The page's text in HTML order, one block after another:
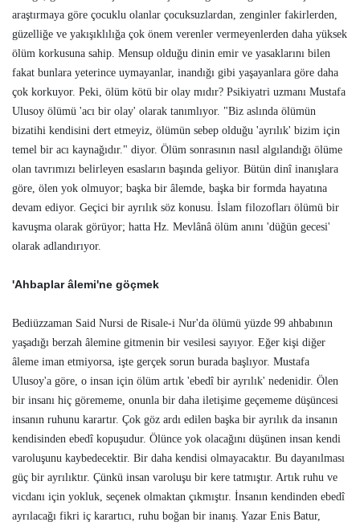
araştırmaya göre çocuklu olanlar çocuksuzlardan, zenginler fakirlerden,
güzelliğe ve yakışıklılığa çok önem verenler vermeyenlerden daha yüksek
ölüm korkusuna sahip. Mensup olduğu dinin emir ve yasaklarını bilen
fakat bunlara yeterince uymayanlar, inandığı gibi yaşayanlara göre daha
çok korkuyor. Peki, ölüm kötü bir olay mıdır? Psikiyatri uzmanı Mustafa
Ulusoy ölümü 'acı bir olay' olarak tanımlıyor. "Biz aslında ölümün
bizatihi kendisini dert etmeyiz, ölümün sebep olduğu 'ayrılık' bizim için
temel bir acı kaynağıdır." diyor. Ölüm sonrasının nasıl algılandığı ölüme
olan tavrımızı belirleyen esasların başında geliyor. Bütün dinî inanışlara
göre, ölen yok olmuyor; başka bir âlemde, başka bir formda hayatına
devam ediyor. Geçici bir ayrılık söz konusu. İslam filozofları ölümü bir
kavuşma olarak görüyor; hatta Hz. Mevlânâ ölüm anını 'düğün gecesi'
olarak adlandırıyor.
'Ahbaplar âlemi'ne göçmek
Bediüzzaman Said Nursi de Risale-i Nur'da ölümü yüzde 99 ahbabının
yaşadığı berzah âlemine gitmenin bir vesilesi sayıyor. Eğer kişi diğer
âleme iman etmiyorsa, işte gerçek sorun burada başlıyor. Mustafa
Ulusoy'a göre, o insan için ölüm artık 'ebedî bir ayrılık' nedenidir. Ölen
bir insanı hiç görememe, onunla bir daha iletişime geçememe düşüncesi
insanın ruhunu karartır. Çok göz ardı edilen başka bir ayrılık da insanın
kendisinden ebedî kopuşudur. Ölünce yok olacağını düşünen insan kendi
varoluşunu kaybedecektir. Bir daha kendisi olmayacaktır. Bu dayanılması
güç bir ayrılıktır. Çünkü insan varoluşu bir kere tatmıştır. Artık ruhu ve
vicdanı için yokluk, seçenek olmaktan çıkmıştır. İnsanın kendinden ebedî
ayrılacağı fikri iç karartıcı, ruhu boğan bir inanış. Yazar Enis Batur,